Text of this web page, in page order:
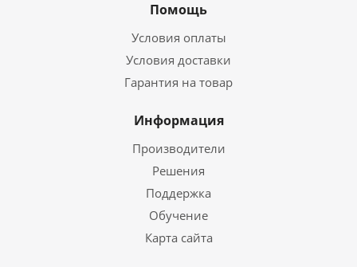
Помощь
Условия оплаты
Условия доставки
Гарантия на товар
Информация
Производители
Решения
Поддержка
Обучение
Карта сайта